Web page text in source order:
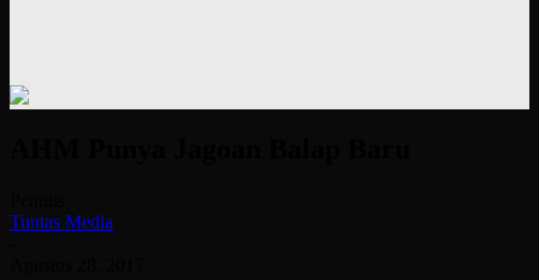
Tuntas Media